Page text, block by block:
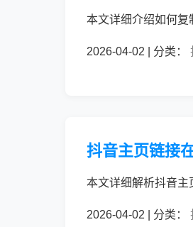
本文详细介绍如何复
2026-04-02 | 分类：
抖音主页链接
本文详细解析抖音主
2026-04-02 | 分类：